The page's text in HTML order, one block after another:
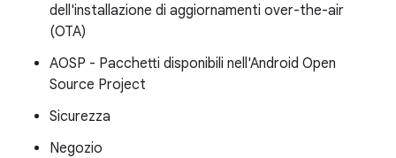
dell'installazione di aggiornamenti over-the-air
(OTA)
AOSP - Pacchetti disponibili nell'Android Open
Source Project
Sicurezza
Negozio